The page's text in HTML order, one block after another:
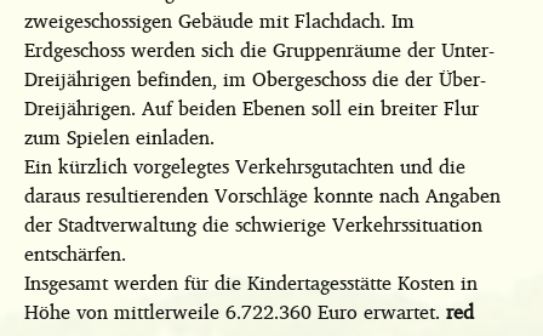
zweigeschossigen Gebäude mit Flachdach. Im
Erdgeschoss werden sich die Gruppenräume der Unter-
Dreijährigen befinden, im Obergeschoss die der Über-
Dreijährigen. Auf beiden Ebenen soll ein breiter Flur
zum Spielen einladen.
Ein kürzlich vorgelegtes Verkehrsgutachten und die
daraus resultierenden Vorschläge konnte nach Angaben
der Stadtverwaltung die schwierige Verkehrssituation
entschärfen.
Insgesamt werden für die Kindertagesstätte Kosten in
Höhe von mittlerweile 6.722.360 Euro erwartet. red